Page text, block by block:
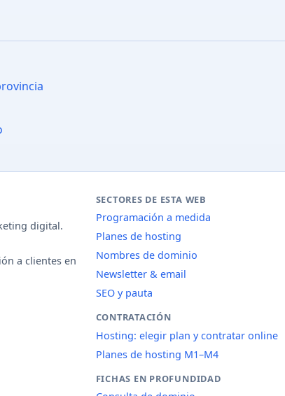
digital.
a clientes en
SECTORES DE ESTA WEB
Programación a medida
Planes de hosting
Nombres de dominio
Newsletter & email
SEO y pauta
CONTRATACIÓN
Hosting: elegir plan y contratar online
Planes de hosting M1–M4
FICHAS EN PROFUNDIDAD